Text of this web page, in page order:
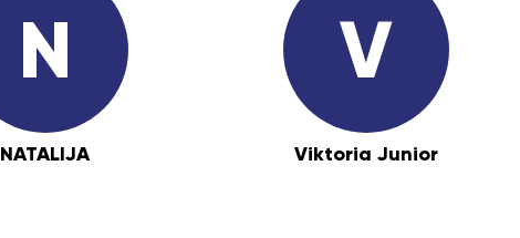
N
NATALIJA
V
Viktoria Junior